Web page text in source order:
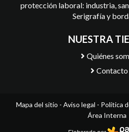
protección laboral: industria,
Serigrafía y
NUESTRA
Quiénes
Contacto
Mapa del sitio - Aviso legal - Política
Área Interna